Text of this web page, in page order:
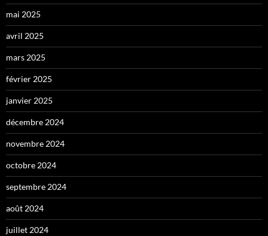
mai 2025
avril 2025
mars 2025
février 2025
janvier 2025
décembre 2024
novembre 2024
octobre 2024
septembre 2024
août 2024
juillet 2024